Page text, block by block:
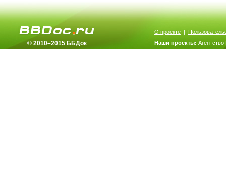
© 2010–2015 ББДок
О проекте |
Наши проекты: